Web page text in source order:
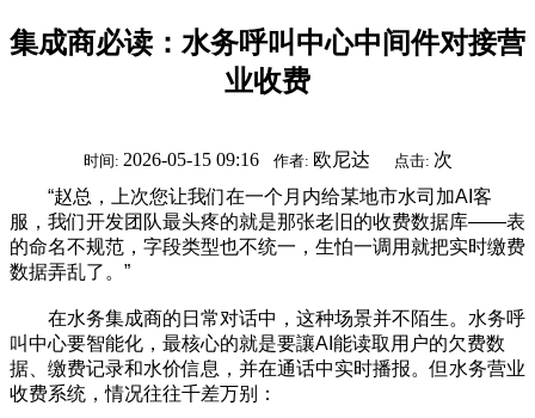
集成商必读：水务呼叫中心中间件对接营
业收费
时间: 2026-05-15 09:16 作者: 欧尼达 点击: 次
“赵总，上次您让我们在一个月内给某地市水司加AI客
服，我们开发团队最头疼的就是那张老旧的收费数据库——表
的命名不规范，字段类型也不统一，生怕一调用就把实时缴费
数据弄乱了。”
在水务集成商的日常对话中，这种场景并不陌生。水务呼
叫中心要智能化，最核心的就是要讓AI能读取用户的欠费数
据、缴费记录和水价信息，并在通话中实时播报。但水务营业
收费系统，情况往往千差万别：